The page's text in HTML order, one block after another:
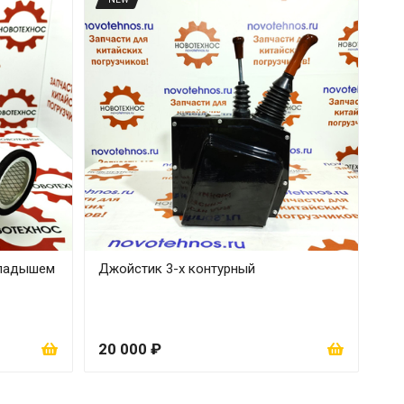
Джойстик 3-х контурный
20 000 ₽